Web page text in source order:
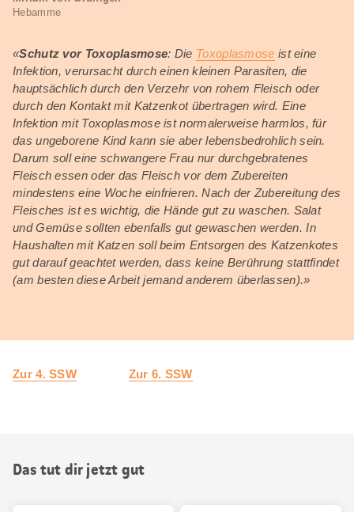
Hebamme
«Schutz vor Toxoplasmose: Die Toxoplasmose ist eine
Infektion, verursacht durch einen kleinen Parasiten, die
hauptsächlich durch den Verzehr von rohem Fleisch oder
durch den Kontakt mit Katzenkot übertragen wird. Eine
Infektion mit Toxoplasmose ist normalerweise harmlos, für
das ungeborene Kind kann sie aber lebensbedrohlich sein.
Darum soll eine schwangere Frau nur durchgebratenes
Fleisch essen oder das Fleisch vor dem Zubereiten
mindestens eine Woche einfrieren. Nach der Zubereitung des
Fleisches ist es wichtig, die Hände gut zu waschen. Salat
und Gemüse sollten ebenfalls gut gewaschen werden. In
Haushalten mit Katzen soll beim Entsorgen des Katzenkotes
gut darauf geachtet werden, dass keine Berührung stattfindet
(am besten diese Arbeit jemand anderem überlassen).»
Zur 4. SSW Zur 6. SSW
Das tut dir jetzt gut